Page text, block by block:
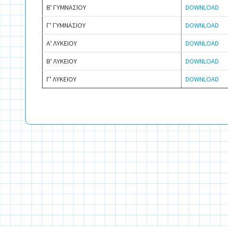
Β' ΓΥΜΝΑΣΙΟΥ DOWNLOAD
Γ' ΓΥΜΝΑΣΙΟΥ DOWNLOAD
Α' ΛΥΚΕΙΟΥ DOWNLOAD
Β' ΛΥΚΕΙΟΥ DOWNLOAD
Γ' ΛΥΚΕΙΟΥ DOWNLOAD